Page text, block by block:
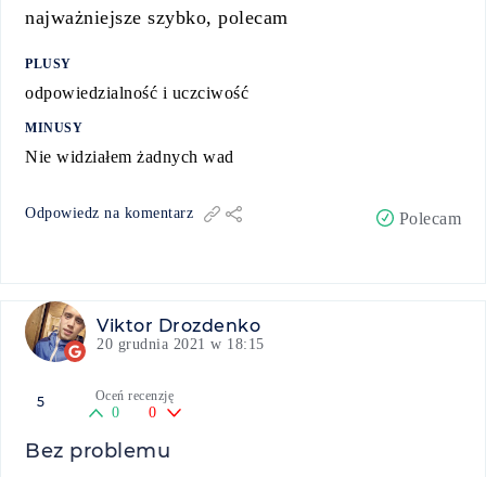
najważniejsze szybko, polecam
PLUSY
odpowiedzialność i uczciwość
MINUSY
Nie widziałem żadnych wad
Odpowiedz na komentarz Polecam
Viktor Drozdenko
20 grudnia 2021 w 18:15
5 Oceń recenzję
0 0
Bez problemu